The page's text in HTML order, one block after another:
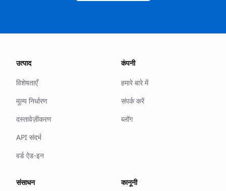
उत्पाद
विशेषताएँ
मूल्य निर्धारण
दस्तावेज़ीकरण
API संदर्भ
वर्ड ऐड-इन
कंपनी
हमारे बारे में
संपर्क करें
ब्लॉग
संसाधन कानूनी